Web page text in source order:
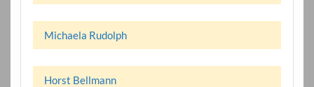
Michaela Rudolph
Horst Bellmann